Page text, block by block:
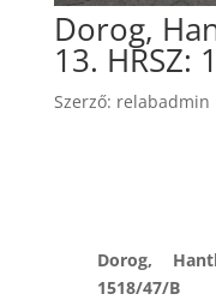
Dorog,
13. HRSZ:
Szerző: relabadmin
Dorog,
1518/47/B